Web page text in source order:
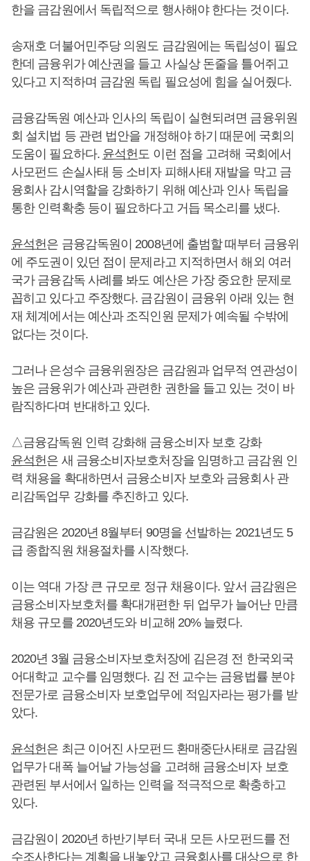
한을 금감원에서 독립적으로 행사해야 한다는 것이다.
송재호 더불어민주당 의원도 금감원에는 독립성이 필요
한데 금융위가 예산권을 들고 사실상 돈줄을 틀어쥐고
있다고 지적하며 금감원 독립 필요성에 힘을 실어줬다.
금융감독원 예산과 인사의 독립이 실현되려면 금융위원
회 설치법 등 관련 법안을 개정해야 하기 때문에 국회의
도움이 필요하다. 윤석헌도 이런 점을 고려해 국회에서
사모펀드 손실사태 등 소비자 피해사태 재발을 막고 금
융회사 감시역할을 강화하기 위해 예산과 인사 독립을
통한 인력확충 등이 필요하다고 거듭 목소리를 냈다.
윤석헌은 금융감독원이 2008년에 출범할 때부터 금융위
에 주도권이 있던 점이 문제라고 지적하면서 해외 여러
국가 금융감독 사례를 봐도 예산은 가장 중요한 문제로
꼽히고 있다고 주장했다. 금감원이 금융위 아래 있는 현
재 체계에서는 예산과 조직인원 문제가 예속될 수밖에
없다는 것이다.
그러나 은성수 금융위원장은 금감원과 업무적 연관성이
높은 금융위가 예산과 관련한 권한을 들고 있는 것이 바
람직하다며 반대하고 있다.
△금융감독원 인력 강화해 금융소비자 보호 강화
윤석헌은 새 금융소비자보호처장을 임명하고 금감원 인
력 채용을 확대하면서 금융소비자 보호와 금융회사 관
리감독업무 강화를 추진하고 있다.
금감원은 2020년 8월부터 90명을 선발하는 2021년도 5
급 종합직원 채용절차를 시작했다.
이는 역대 가장 큰 규모로 정규 채용이다. 앞서 금감원은
금융소비자보호처를 확대개편한 뒤 업무가 늘어난 만큼
채용 규모를 2020년도와 비교해 20% 늘렸다.
2020년 3월 금융소비자보호처장에 김은경 전 한국외국
어대학교 교수를 임명했다. 김 전 교수는 금융법률 분야
전문가로 금융소비자 보호업무에 적임자라는 평가를 받
았다.
윤석헌은 최근 이어진 사모펀드 환매중단사태로 금감원
업무가 대폭 늘어날 가능성을 고려해 금융소비자 보호
관련된 부서에서 일하는 인력을 적극적으로 확충하고
있다.
금감원이 2020년 하반기부터 국내 모든 사모펀드를 전
수조사한다는 계획을 내놓았고 금융회사를 대상으로 한